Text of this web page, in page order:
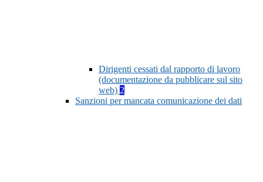
Dirigenti cessati dal rapporto di lavoro
(documentazione da pubblicare sul sito
web) 2
Sanzioni per mancata comunicazione dei dati